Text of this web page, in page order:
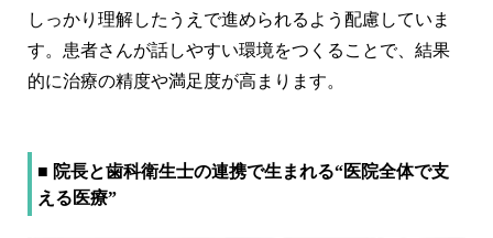
しっかり理解したうえで進められるよう配慮していま
す。患者さんが話しやすい環境をつくることで、結果
的に治療の精度や満足度が高まります。
■ 院長と歯科衛生士の連携で生まれる“医院全体で支
える医療”